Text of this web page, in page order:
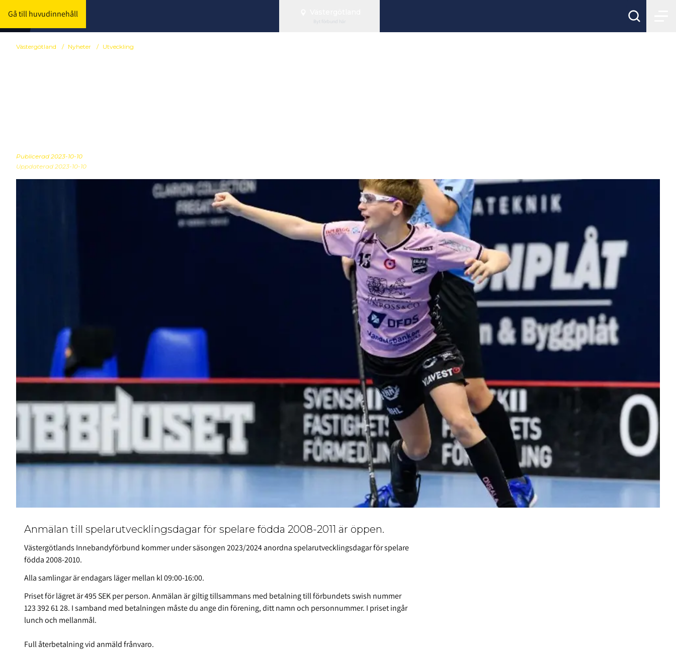
Gå till huvudinnehåll
Byt förbund här
Västergötland / Nyheter / Utveckling
Publicerad 2023-10-10
Uppdaterad 2023-10-10
Anmälan till spelarutvecklingsdagar för spelare födda 2008-2011 är öppen.
Västergötlands Innebandyförbund kommer under säsongen 2023/2024 anordna spelarutvecklingsdagar för spelare
födda 2008-2010.
Alla samlingar är endagars läger mellan kl 09:00-16:00.
Priset för lägret är 495 SEK per person. Anmälan är giltig tillsammans med betalning till förbundets swish nummer
123 392 61 28. I samband med betalningen måste du ange din förening, ditt namn och personnummer. I priset ingår
lunch och mellanmål.
Full återbetalning vid anmäld frånvaro.